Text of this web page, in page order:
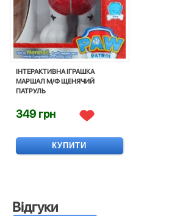
ІНТЕРАКТИВНА ІГРАШКА
МАРШАЛ М/Ф ЩЕНЯЧИЙ
ПАТРУЛЬ
349 грн
КУПИТИ
Відгуки